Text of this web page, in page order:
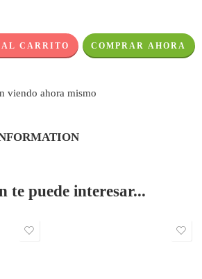
CARRITO COMPRAR AHORA
viendo ahora mismo
te puede interesar...